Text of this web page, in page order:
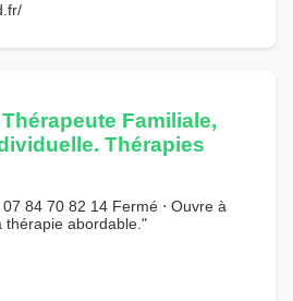
Familiale,
Thérapies
84 70 82 14 Fermé ⋅ Ouvre à
thérapie abordable."